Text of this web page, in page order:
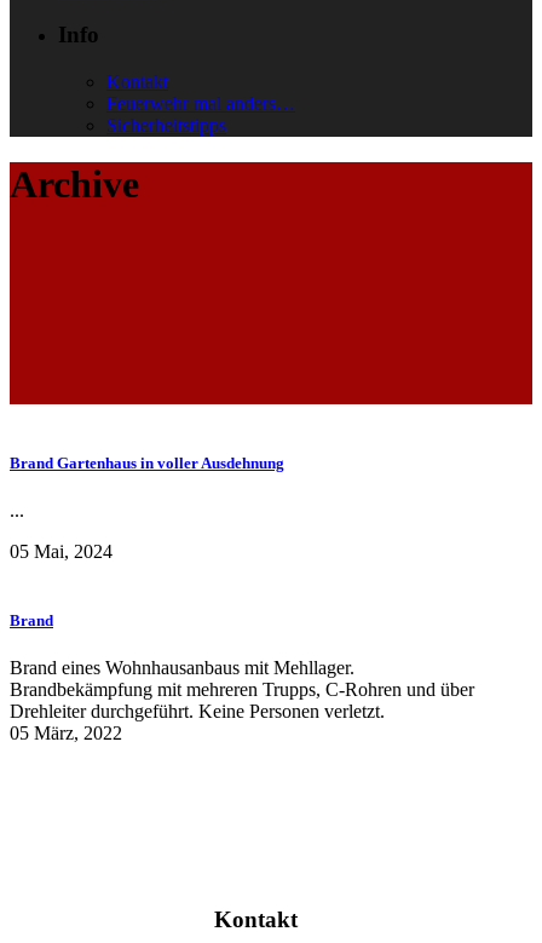
Info
Kontakt
Feuerwehr mal anders…
Sicherheitstipps
Archive
Brand Gartenhaus in voller Ausdehnung
...
05 Mai, 2024
Brand
Brand eines Wohnhausanbaus mit Mehllager.
Brandbekämpfung mit mehreren Trupps, C-Rohren und über
Drehleiter durchgeführt. Keine Personen verletzt.
05 März, 2022
Kontakt